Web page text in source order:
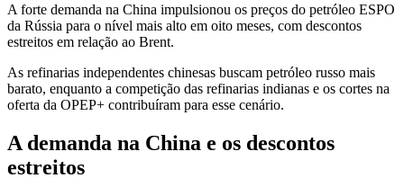
A forte demanda na China impulsionou os preços do petróleo ESPO
da Rússia para o nível mais alto em oito meses, com descontos
estreitos em relação ao Brent.
As refinarias independentes chinesas buscam petróleo russo mais
barato, enquanto a competição das refinarias indianas e os cortes na
oferta da OPEP+ contribuíram para esse cenário.
A demanda na China e os descontos
estreitos